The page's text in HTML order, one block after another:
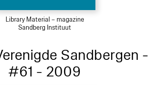
Library Material – magazine
Sandberg Instituut
Sandbergen -
#61 - 2009